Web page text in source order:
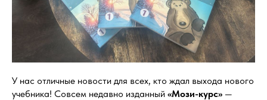
У нас отличные новости для всех, кто ждал выхода нового
учебника! Совсем недавно изданный «Мози-курс» —